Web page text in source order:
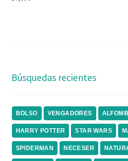
Búsquedas recientes
BOLSO VENGADORES
HARRY POTTER STAR WARS
SPIDERMAN NECESER